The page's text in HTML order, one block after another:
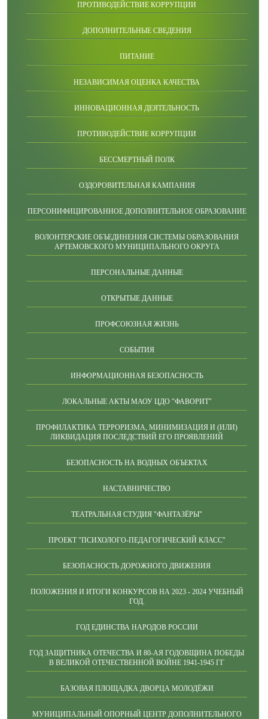
ПРОТИВОДЕЙСТВИЕ КОРРУПЦИИ
ДОПОЛНИТЕЛЬНЫЕ СВЕДЕНИЯ
ПИТАНИЕ
НЕЗАВИСИМАЯ ОЦЕНКА КАЧЕСТВА
ИННОВАЦИОННАЯ ДЕЯТЕЛЬНОСТЬ
ПРОТИВОДЕЙСТВИЕ КОРРУПЦИИ
БЕССМЕРТНЫЙ ПОЛК
ОЗДОРОВИТЕЛЬНАЯ КАМПАНИЯ
ПЕРСОНИФИЦИРОВАННОЕ ДОПОЛНИТЕЛЬНОЕ ОБРАЗОВАНИЕ
ВОЛОНТЕРСКИЕ ОБЪЕДИНЕНИЯ СИСТЕМЫ ОБРАЗОВАНИЯ
АРТЕМОВСКОГО МУНИЦИПАЛЬНОГО ОКРУГА
ПЕРСОНАЛЬНЫЕ ДАННЫЕ
ОТКРЫТЫЕ ДАННЫЕ
ПРОФСОЮЗНАЯ ЖИЗНЬ
СОБЫТИЯ
ИНФОРМАЦИОННАЯ БЕЗОПАСНОСТЬ
ЛОКАЛЬНЫЕ АКТЫ МАОУ ЦДО "ФАВОРИТ"
ПРОФИЛАКТИКА ТЕРРОРИЗМА, МИНИМИЗАЦИЯ И (ИЛИ)
ЛИКВИДАЦИЯ ПОСЛЕДСТВИЙ ЕГО ПРОЯВЛЕНИЙ
БЕЗОПАСНОСТЬ НА ВОДНЫХ ОБЪЕКТАХ
НАСТАВНИЧЕСТВО
ТЕАТРАЛЬНАЯ СТУДИЯ "ФАНТАЗЁРЫ"
ПРОЕКТ "ПСИХОЛОГО-ПЕДАГОГИЧЕСКИЙ КЛАСС"
БЕЗОПАСНОСТЬ ДОРОЖНОГО ДВИЖЕНИЯ
ПОЛОЖЕНИЯ И ИТОГИ КОНКУРСОВ НА 2023 - 2024 УЧЕБНЫЙ
ГОД.
ГОД ЕДИНСТВА НАРОДОВ РОССИИ
ГОД ЗАЩИТНИКА ОТЕЧЕСТВА И 80-АЯ ГОДОВЩИНА ПОБЕДЫ
В ВЕЛИКОЙ ОТЕЧЕСТВЕННОЙ ВОЙНЕ 1941-1945 ГГ
БАЗОВАЯ ПЛОЩАДКА ДВОРЦА МОЛОДЁЖИ
МУНИЦИПАЛЬНЫЙ ОПОРНЫЙ ЦЕНТР ДОПОЛНИТЕЛЬНОГО